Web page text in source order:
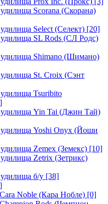
Scorana (Скорана)
Select (Селект) [20]
SL Rods (СЛ Родс)
Shimano (Шимано)
St. Croix (Сэнт
Tsuribito
Yin Tai (Джин Тай)
Yoshi Onyx (Йоши
Zemex (Земекс) [10]
Zetrix (Зетрикс)
б/у [38]
Noble (Кара Нобле) [0]